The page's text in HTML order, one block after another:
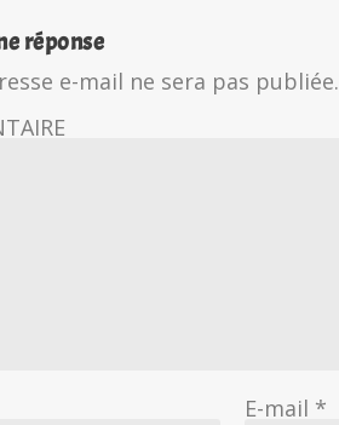
réponse
e-mail ne sera pas publiée.
E-mail *